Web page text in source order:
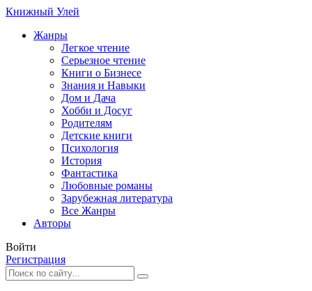
Книжный Улей
Жанры
Легкое чтение
Серьезное чтение
Книги о Бизнесе
Знания и Навыки
Дом и Дача
Хобби и Досуг
Родителям
Детские книги
Психология
История
Фантастика
Любовные романы
Зарубежная литература
Все Жанры
Авторы
Войти
Регистрация